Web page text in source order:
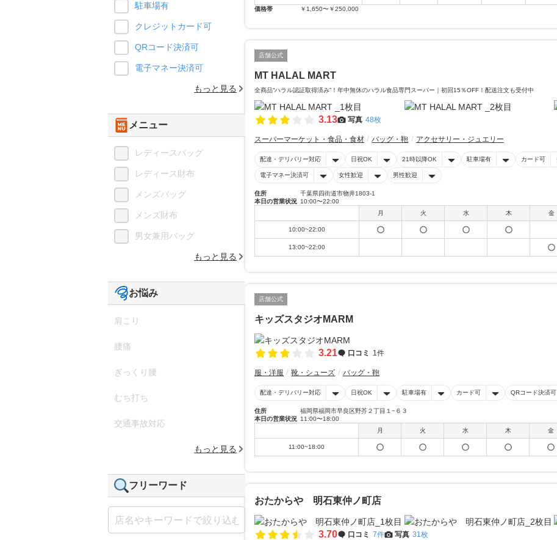
価格帯
￥1,650〜￥250,000
店舗公式
MT HALAL MART
全商品“ハラル認証取得済み”！年中無休のハラル食品専門スーパー｜初回15％OFF！配送注文も受付中
3.13 写真 48枚
スーパーマーケット・食品・食材 バッグ・鞄 アクセサリー・ジュエリー
配達・デリバリー対応 日祝OK 21時以降OK 駐車場有 カード可
電子マネー決済可 女性歓迎 男性歓迎
住所
千葉県四街道市物井1803-1
本日の営業状況 10:00〜22:00
月
火 水 木 金
10:00~22:00
13:00~22:00
店舗公式
キッズスタジオMARM
3.21 口コミ 1件
服・洋服 靴・シューズ バッグ・鞄
配達・デリバリー対応 日祝OK 駐車場有 カード可 QRコード決済可
住所
福岡県福岡市早良区野芥２丁目１−６３
本日の営業状況 11:00〜18:00
月
火 水 木 金
11:00~18:00
おたからや 明石東仲ノ町店
3.70 口コミ 7件 写真 31枚
駐車場有
クレジットカード可
QRコード決済可
電子マネー決済可
もっと見る
メニュー
レディースバッグ
レディース財布
メンズバッグ
メンズ財布
男女兼用バッグ
もっと見る
お悩み
肩こり
腰痛
ぎっくり腰
むち打ち
交通事故対応
もっと見る
フリーワード